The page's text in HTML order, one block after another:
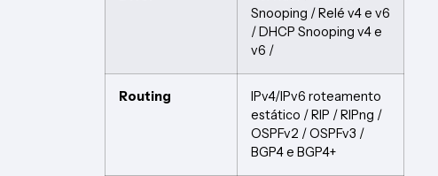
Snooping / Relé v4 e v6
/ DHCP Snooping v4 e
v6 /
Routing
IPv4/IPv6 roteamento
estático / RIP / RIPng /
OSPFv2 / OSPFv3 /
BGP4 e BGP4+